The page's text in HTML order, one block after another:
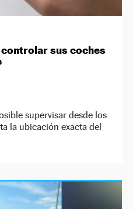
sus coches
supervisar desde los
la ubicación exacta del